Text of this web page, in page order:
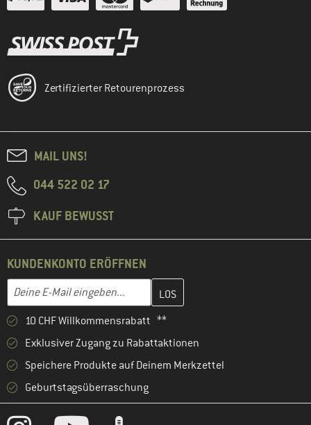
Zertifizierter Retourenprozess
MAIL UNS!
044 522 02 17
KAUF BEWUSST
KUNDENKONTO ERÖFFNEN
E-Mail-Adresse
Gib hier deine E-Mail-Adresse ein und erstelle im nächsten
10 CHF Willkommensrabatt **
Exklusiver Zugang zu Rabattaktionen
Speichere Produkte auf Deinem Merkzettel
Geburtstagsüberraschung